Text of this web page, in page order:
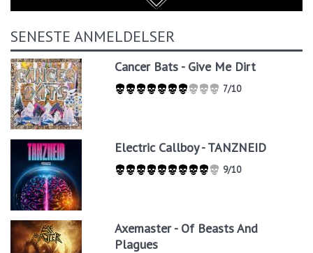
SENESTE ANMELDELSER
Cancer Bats - Give Me Dirt
7/10
Electric Callboy - TANZNEID
9/10
Axemaster - Of Beasts And
Plagues